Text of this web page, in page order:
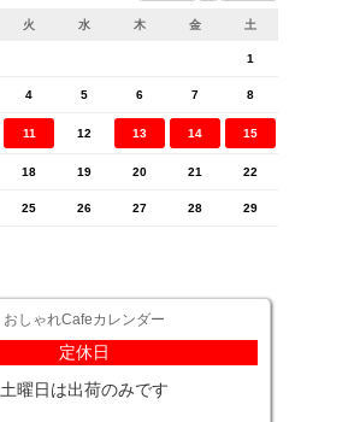
火 水 木 金 土
1
4 5 6 7 8
11 12 13 14 15
18 19 20 21 22
25 26 27 28 29
おしゃれCafeカレンダー
定休日
土曜日は出荷のみです